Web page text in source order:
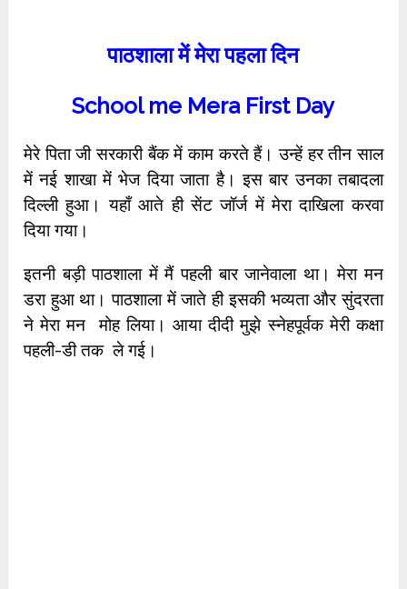
पाठशाला में मेरा पहला दिन
School me Mera First Day
मेरे पिता जी सरकारी बैंक में काम करते हैं। उन्हें हर तीन साल
में नई शाखा में भेज दिया जाता है। इस बार उनका तबादला
दिल्ली हुआ। यहाँ आते ही सेंट जॉर्ज में मेरा दाखिला करवा
दिया गया।
इतनी बड़ी पाठशाला में मैं पहली बार जानेवाला था। मेरा मन
डरा हुआ था। पाठशाला में जाते ही इसकी भव्यता और सुंदरता
ने मेरा मन मोह लिया। आया दीदी मुझे स्नेहपूर्वक मेरी कक्षा
पहली-डी तक ले गई।